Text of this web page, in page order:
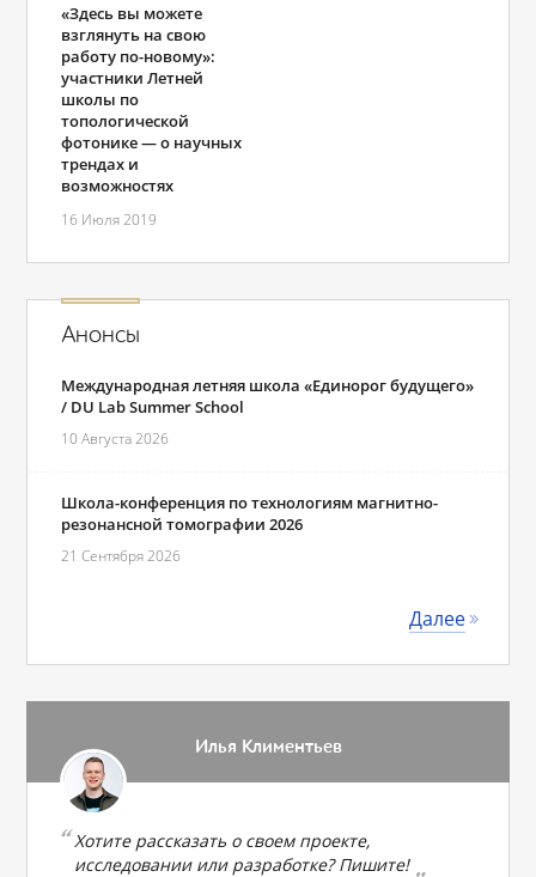
«Здесь вы можете
взглянуть на свою
работу по-новому»:
участники Летней
школы по
топологической
фотонике — о научных
трендах и
возможностях
16 Июля 2019
Анонсы
Международная летняя школа «Единорог будущего»
/ DU Lab Summer School
10 Августа 2026
Школа-конференция по технологиям магнитно-
резонансной томографии 2026
21 Сентября 2026
Далее
Илья Климентьев
Хотите рассказать о своем проекте,
исследовании или разработке? Пишите!